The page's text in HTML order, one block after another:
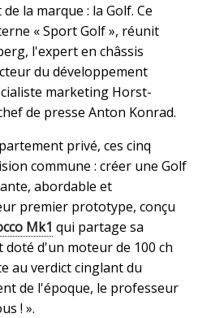
la marque : la Golf. Ce
« Sport Golf », réunit
l'expert en châssis
du développement
marketing Horst-
de presse Anton Konrad.
privé, ces cinq
commune : créer une Golf
abordable et
premier prototype, conçu
Mk1 qui partage sa
doté d'un moteur de 100 ch
au verdict cinglant du
de l'époque, le professeur
! ».